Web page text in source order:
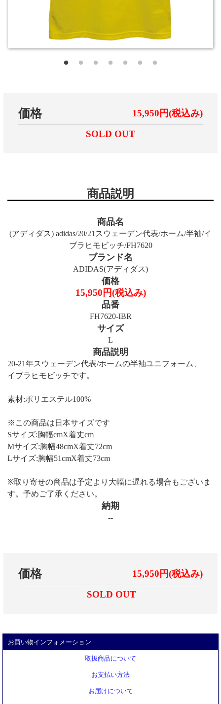
価格
15,950円(税込み)
SOLD OUT
商品説明
商品名
(アディダス) adidas/20/21スウェーデン代表/ホーム/半袖/イ
ブラヒモビッチ/FH7620
ブランド名
ADIDAS(アディダス)
価格
15,950円(税込み)
品番
FH7620-IBR
サイズ
L
商品説明
20-21年スウェーデン代表/ホームの半袖ユニフォーム、
イブラヒモビッチです。
素材:ポリエステル100%
※この商品は日本サイズです
Sサイズ:胸幅cmX着丈cm
Mサイズ:胸幅48cmX着丈72cm
Lサイズ:胸幅51cmX着丈73cm
※取り寄せの商品は予定より大幅に遅れる場合もございま
す。予めご了承ください。
納期
--
価格
15,950円(税込み)
SOLD OUT
お買い物インフォメーション
取扱商品について
お支払い方法
お届けについて